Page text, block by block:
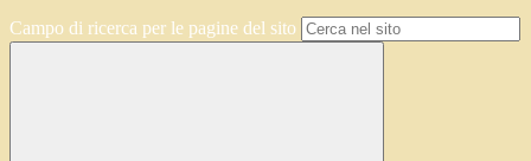
Campo di ricerca per le pagine del sito